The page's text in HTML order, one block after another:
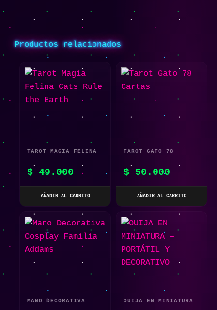
Productos relacionados
TAROT MAGIA FELINA
CATS RULE THE EARTH
$ 49.000
AÑADIR AL CARRITO
TAROT GATO 78
CARTAS
$ 50.000
AÑADIR AL CARRITO
MANO DECORATIVA OUIJA EN MINIATURA